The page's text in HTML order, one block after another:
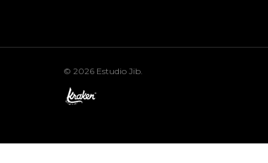
© 2026 Estudio Jib.